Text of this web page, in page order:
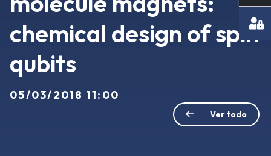
chemical design of spin
qubits
05/03/2018 11:00
Ver todo